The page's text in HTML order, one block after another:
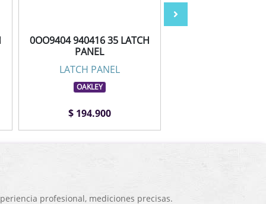
0OO9404 940416 35 LATCH
PANEL
LATCH PANEL
OAKLEY
$ 194.900
profesional, mediciones precisas.